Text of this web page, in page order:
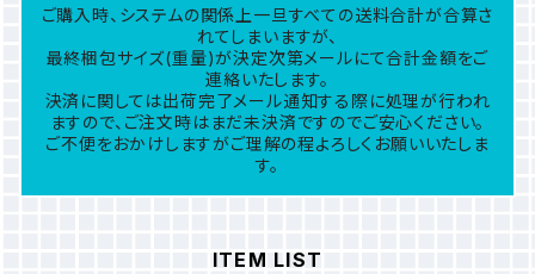
ご購入時、システムの関係上一旦すべての送料合計が合算さ
れてしまいますが、
最終梱包サイズ(重量)が決定次第メールにて合計金額をご
連絡いたします。
決済に関しては出荷完了メール通知する際に処理が行われ
ますので、ご注文時はまだ未決済ですのでご安心ください。
ご不便をおかけしますがご理解の程よろしくお願いいたしま
す。
ITEM LIST